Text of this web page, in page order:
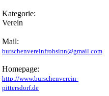
Kategorie:
Verein
Mail:
burschenvereinfrohsinn@gmail.com
Homepage:
http://www.burschenverein-
pittersdorf.de